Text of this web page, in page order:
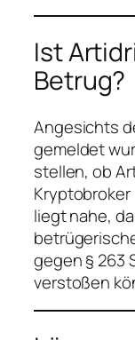
Ist
Betrug?
Angesichts
gemeldet
stellen, ob
liegt nahe,
gegen § 263
verstoßen